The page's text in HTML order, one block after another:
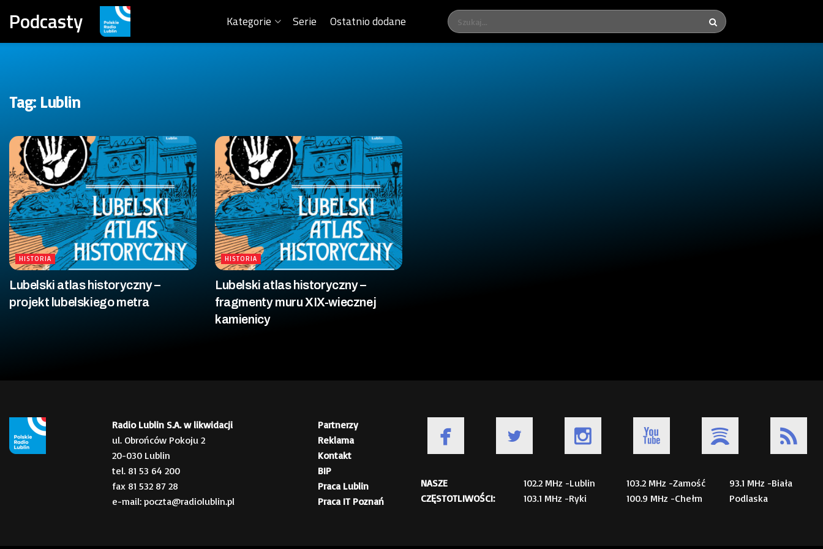
Podcasty Kategorie Serie Ostatnio dodane
Tag: Lublin
HISTORIA
Lubelski atlas historyczny –
projekt lubelskiego metra
HISTORIA
Lubelski atlas historyczny –
fragmenty muru XIX-wiecznej
kamienicy
Radio Lublin S.A. w likwidacji
ul. Obrońców Pokoju 2
20-030 Lublin
tel. 81 53 64 200
fax 81 532 87 28
e-mail: poczta@radiolublin.pl
Partnerzy
Reklama
Kontakt
BIP
Praca Lublin
Praca IT Poznań
NASZE
CZĘSTOTLIWOŚCI:
102.2 MHz -Lublin
103.1 MHz -Ryki
103.2 MHz -Zamość
100.9 MHz -Chełm
93.1 MHz -Biała
Podlaska